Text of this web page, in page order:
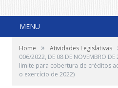
MENU
Home » Atividades Legislativas
006/2022, DE 08 DE NOVEMBRO
limite para cobertura de créditos
o exercício de 2022)